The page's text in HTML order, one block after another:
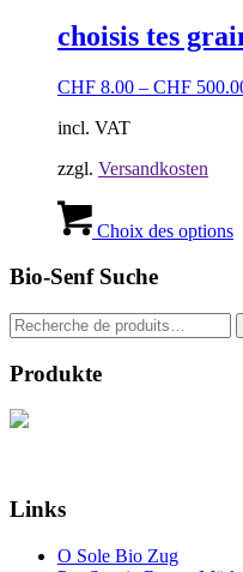
choisis tes
CHF 8.00 – CHF
incl. VAT
zzgl. Versandkosten
Choix des options
Bio-Senf Suche
Recherche
pour :
Produkte
Links
O Sole Bio Zug